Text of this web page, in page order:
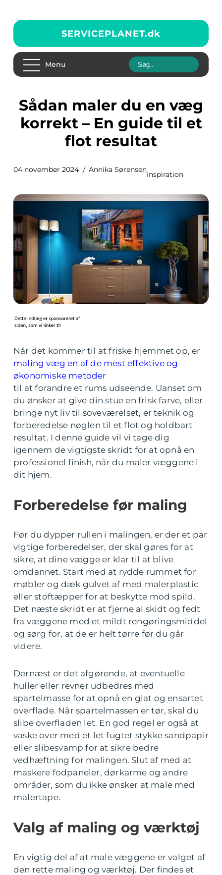
SERVICEPLANET.dk
Menu
Sådan maler du en væg
korrekt – En guide til et
flot resultat
04 november 2024 Annika Sørensen
Inspiration
Når det kommer til at friske hjemmet op, er
maling væg en af de mest effektive og
økonomiske metoder
til at forandre et rums udseende. Uanset om
du ønsker at give din stue en frisk farve, eller
bringe nyt liv til soveværelset, er teknik og
forberedelse nøglen til et flot og holdbart
resultat. I denne guide vil vi tage dig
igennem de vigtigste skridt for at opnå en
professionel finish, når du maler væggene i
dit hjem.
Forberedelse før maling
Før du dypper rullen i malingen, er der et par
vigtige forberedelser, der skal gøres for at
sikre, at dine vægge er klar til at blive
omdannet. Start med at rydde rummet for
møbler og dæk gulvet af med malerplastic
eller stoftæpper for at beskytte mod spild.
Det næste skridt er at fjerne al skidt og fedt
fra væggene med et mildt rengøringsmiddel
og sørg for, at de er helt tørre før du går
videre.
Dernæst er det afgørende, at eventuelle
huller eller revner udbedres med
spartelmasse for at opnå en glat og ensartet
overflade. Når spartelmassen er tør, skal du
slibe overfladen let. En god regel er også at
vaske over med et let fugtet stykke sandpapir
eller slibesvamp for at sikre bedre
vedhæftning for malingen. Slut af med at
maskere fodpaneler, dørkarme og andre
områder, som du ikke ønsker at male med
malertape.
Valg af maling og værktøj
En vigtig del af at male væggene er valget af
den rette maling og værktøj. Der findes et